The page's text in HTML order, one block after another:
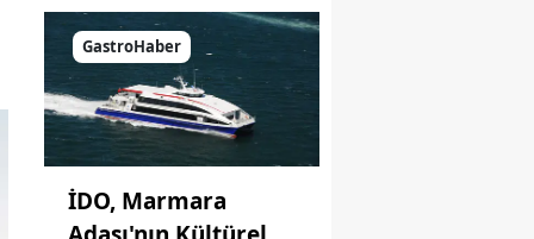
GastroHaber
İDO, Marmara